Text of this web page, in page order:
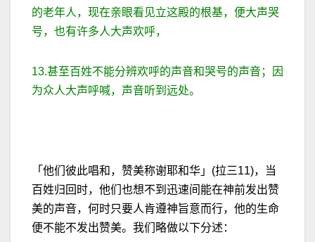
的老年人，现在亲眼看见立这殿的根基，便大声哭
号，也有许多人大声欢呼，
13.甚至百姓不能分辨欢呼的声音和哭号的声音；因
为众人大声呼喊，声音听到远处。
「他们彼此唱和，赞美称谢耶和华」(拉三11)，当
百姓归回时，他们也想不到迅速间能在神前发出赞
美的声音，何时只要人肯遵神旨意而行，他的生命
便不能不发出赞美。我们略做以下分述：